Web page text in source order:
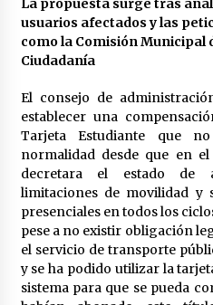
Leyendas del Betis y del Sevilla
terreno de juego en un derbi a
Down Sevilla
La Cartuja
no tener que
Seguridad Social
13 de mayo
¿Un «insulto» al
en la Feria de
7 de mayo
Los farolillos de
La propuesta surge tras
usuarios afectados y las
como la Comisión Municipal
Ciudadanía
El consejo de
establecer una
Tarjeta Estudiante que
normalidad desde que en
decretara el estado de
limitaciones de movilidad y
presenciales en todos los
pese a no existir obligación
el servicio de transporte
y se ha podido utilizar la
sistema para que se pueda